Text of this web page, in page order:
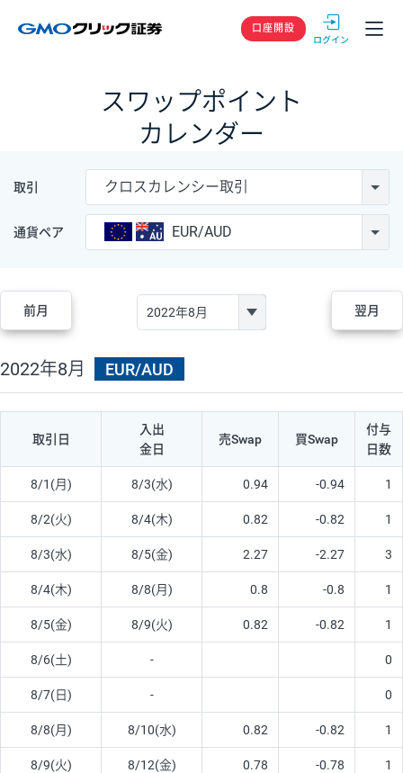
GMOクリック
口座開設
スワップポイント
カレンダー
取引 クロスカレンシー取引
通貨ペア EUR/AUD
前月 翌月
2022年8月 EUR/AUD
取引日
入出
金日
売Swap 買Swap
付与
日数
8/1(月) 8/3(水) 0.94 -0.94 1
8/2(火) 8/4(木) 0.82 -0.82 1
8/3(水) 8/5(金) 2.27 -2.27 3
8/4(木) 8/8(月) 0.8 -0.8 1
8/5(金) 8/9(火) 0.82 -0.82 1
8/6(土) - 0
8/7(日) - 0
8/8(月) 8/10(水) 0.82 -0.82 1
8/9(火) 8/12(金) 0.78 -0.78 1